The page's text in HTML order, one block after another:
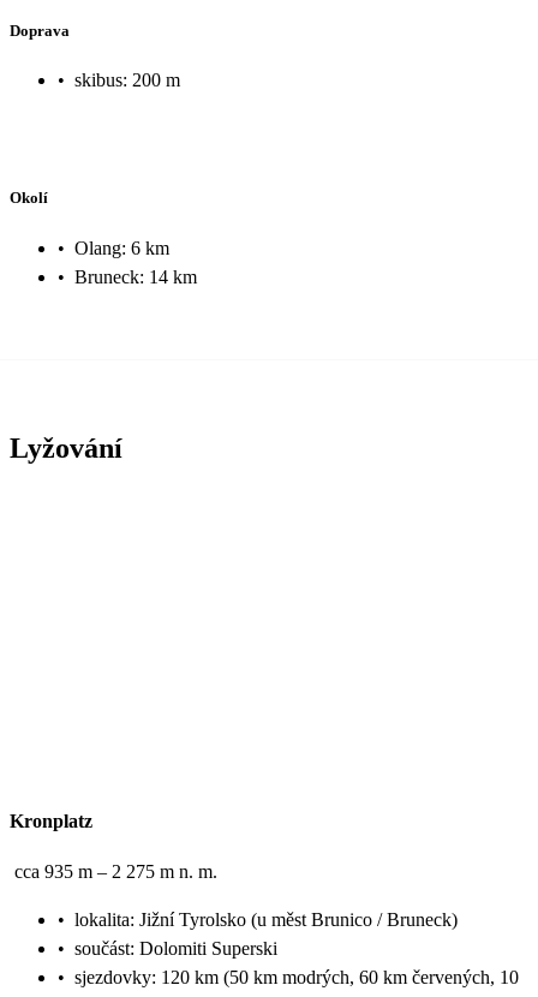
Doprava
• skibus: 200 m
Okolí
• Olang: 6 km
• Bruneck: 14 km
Lyžování
Kronplatz
cca 935 m – 2 275 m n. m.
• lokalita: Jižní Tyrolsko (u měst Brunico / Bruneck)
• součást: Dolomiti Superski
• sjezdovky: 120 km (50 km modrých, 60 km červených, 10